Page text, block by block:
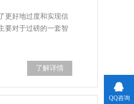
更好地过度和实现信
要对于过磅的一套智
了解详情
QQ咨询